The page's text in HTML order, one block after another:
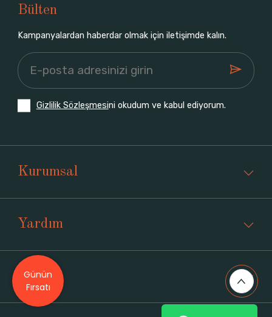
Bülten
Kampanyalardan haberdar olmak için iletişimde kalın.
Gizlilik Sözleşmesini okudum ve kabul ediyorum.
Kurumsal
Yardım
Üyelik
Günün
Fırsatı